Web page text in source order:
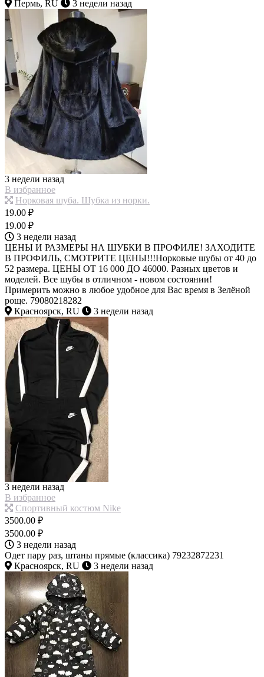
Пермь, RU
3 недели назад
3 недели назад
В избранное
Норковая шуба. Шубка из норки.
19.00 ₽
19.00 ₽
3 недели назад
ЦЕНЫ И РАЗМЕРЫ НА ШУБКИ В ПРОФИЛЕ! ЗАХОДИТЕ
В ПРОФИЛЬ, СМОТРИТЕ ЦЕНЫ!!!Норковые шубы от 40 до
52 размера. ЦЕНЫ ОТ 16 000 ДО 46000. Разных цветов и
моделей. Все шубы в отличном - новом состоянии!
Примерить можно в любое удобное для Вас время в Зелёной
роще. 79080218282
Красноярск, RU
3 недели назад
3 недели назад
В избранное
Спортивный костюм Nike
3500.00 ₽
3500.00 ₽
3 недели назад
Одет пару раз, штаны прямые (классика) 79232872231
Красноярск, RU
3 недели назад